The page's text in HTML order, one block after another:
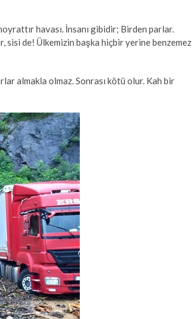
havası. İnsanı gibidir; Birden parlar.
sisi de! Ülkemizin başka hiçbir yerine benzemez
almakla olmaz. Sonrası kötü olur. Kah bir